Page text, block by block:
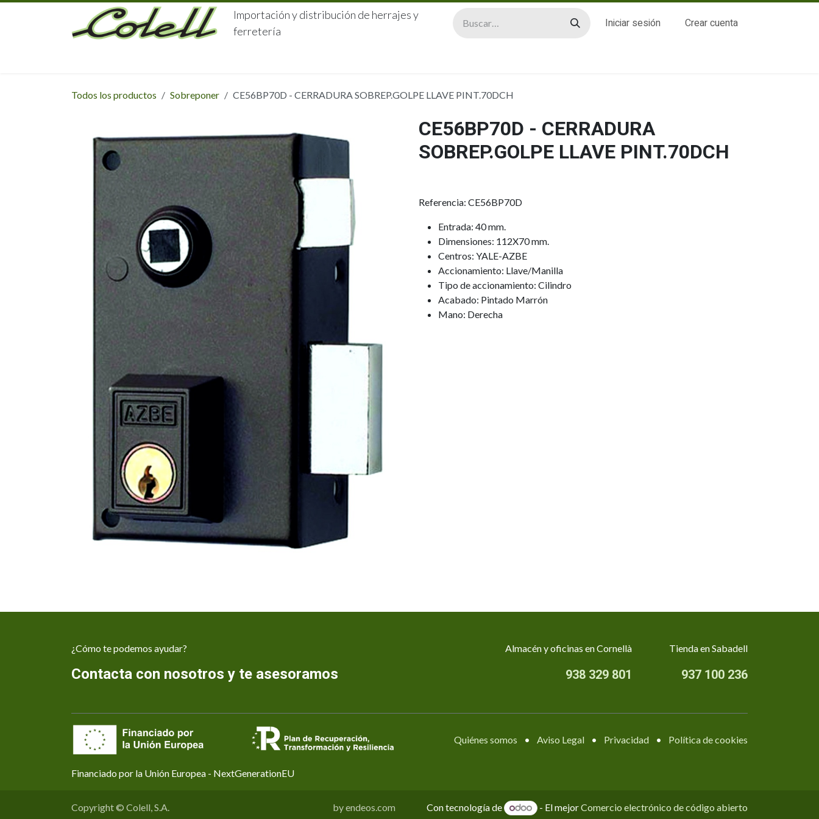
Ir al contenido
Importación y distribución de herrajes y
ferretería
Iniciar sesión Crear cuenta
Todos los productos Sobreponer CE56BP70D - CERRADURA SOBREP.GOLPE LLAVE PINT.70DCH
CE56BP70D - CERRADURA
SOBREP.GOLPE LLAVE PINT.70DCH
Referencia: CE56BP70D
Entrada: 40 mm.
Dimensiones: 112X70 mm.
Centros: YALE-AZBE
Accionamiento: Llave/Manilla
Tipo de accionamiento: Cilindro
Acabado: Pintado Marrón
Mano: Derecha
¿Cómo te podemos ayudar?
Contacta con nosotros y te asesoramos
Almacén y oficinas en Cornellà
938 329 801
Tienda en Sabadell
937 100 236
Quiénes somos • Aviso Legal • Privacidad • Política de cookies
Financiado por la Unión Europea - NextGenerationEU
Copyright © Colell, S.A. by endeos.com Con tecnología de - El mejorComercio electrónico de código abierto